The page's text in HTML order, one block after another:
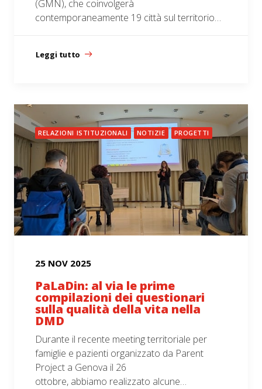
(GMN), che coinvolgerà
contemporaneamente 19 città sul territorio…
Leggi tutto
RELAZIONI ISTITUZIONALI NOTIZIE PROGETTI
25 NOV 2025
PaLaDin: al via le prime
compilazioni dei questionari
sulla qualità della vita nella
DMD
Durante il recente meeting territoriale per
famiglie e pazienti organizzato da Parent
Project a Genova il 26
ottobre, abbiamo realizzato alcune…